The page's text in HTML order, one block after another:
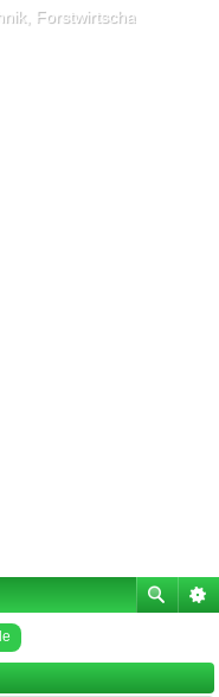
Forstwirtschaft